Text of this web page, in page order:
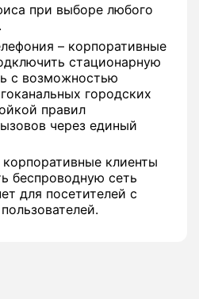
при выборе любого
– корпоративные
стационарную
с возможностью
городских
правил
через единый
клиенты
беспроводную сеть
для посетителей с